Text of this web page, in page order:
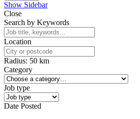
Show Sidebar
Close
Search by Keywords
Location
Radius: 50 km
Category
Job type
Date Posted